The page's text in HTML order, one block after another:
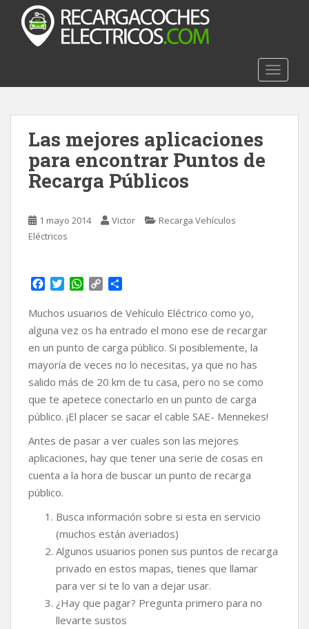
o
Las mejores aplicaciones
para encontrar Puntos de
Recarga Públicos
1 mayo 2014 Victor
Recarga Vehículos
Eléctricos
c
e
b
o
o
k
t
t
e
r
W
a
t
s
A
p
p
p
y
L
i
n
k
m
p
a
r
t
i
r
Muchos usuarios de Vehículo Eléctrico como yo,
alguna vez os ha entrado el mono ese de recargar
en un punto de carga público. Si posiblemente, la
mayoría de veces no lo necesitas, ya que no has
salido más de 20 km de tu casa, pero no se como
que te apetece conectarlo en un punto de carga
público. ¡El placer se sacar el cable SAE- Mennekes!
Antes de pasar a ver cuales son las mejores
aplicaciones, hay que tener una serie de cosas en
cuenta a la hora de buscar un punto de recarga
público.
Busca información sobre si esta en servicio
(muchos están averiados)
Algunos usuarios ponen sus puntos de recarga
privado en estos mapas, tienes que llamar
para ver si te lo van a dejar usar.
¿Hay que pagar? Pregunta primero para no
llevarte sustos